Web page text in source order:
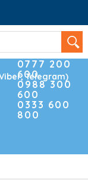
Telegram)
Điện thoại
0777 200
600
0988 300
600
0333 600
800
(0)